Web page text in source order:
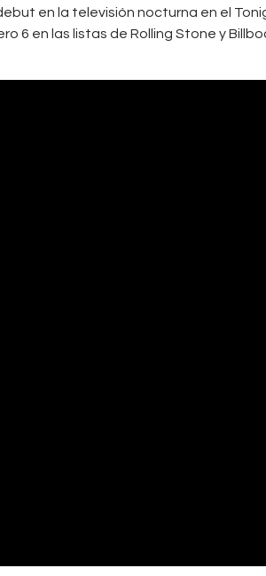
en la televisión nocturna en el
6 en las listas de Rolling Stone y